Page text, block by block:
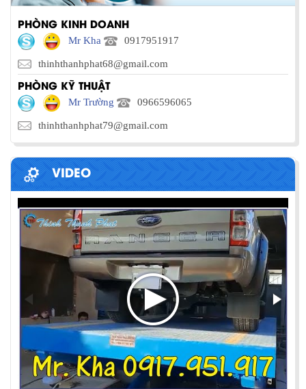
PHÒNG KINH DOANH
Mr Kha 0917951917
thinhthanhphat68@gmail.com
PHÒNG KỸ THUẬT
Mr Trường 0966596065
thinhthanhphat79@gmail.com
VIDEO
PHƯƠNG PHÁP ĐÓNG HÀNG LÊN
CONTAINER
Chia sẻ bí quyết và phương pháp đóng hàng lên
container một cách hiệu quả nhất
ỨNG DỤNG CỦA BÀN NÂNG THỦY LỰC
Cùng tìm hiểu về ứng dụng của bàn nâng thủy lực
trong các lĩnh vực, ngành nghề.